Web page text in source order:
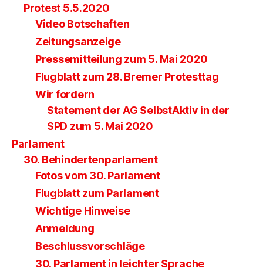
Protest 5.5.2020
Video Botschaften
Zeitungsanzeige
Pressemitteilung zum 5. Mai 2020
Flugblatt zum 28. Bremer Protesttag
Wir fordern
Statement der AG SelbstAktiv in der
SPD zum 5. Mai 2020
Parlament
30. Behindertenparlament
Fotos vom 30. Parlament
Flugblatt zum Parlament
Wichtige Hinweise
Anmeldung
Beschlussvorschläge
30. Parlament in leichter Sprache